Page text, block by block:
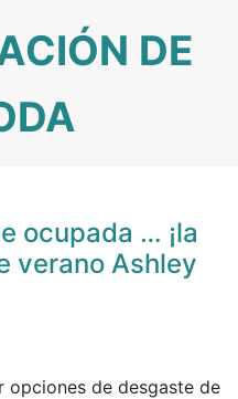
DE
ocupada … ¡la
verano Ashley
opciones de desgaste de